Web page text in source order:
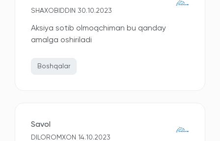
SHAXOBIDDIN 30.10.2023
Aksiya sotib olmoqchiman bu qanday
amalga oshiriladi
Boshqalar
Savol
DILOROMXON 14.10.2023